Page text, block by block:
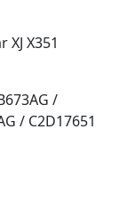
X351
/
/ C2D17651